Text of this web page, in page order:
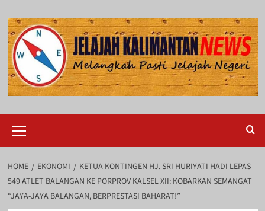
to
content
Menu
HOME EKONOMI
KETUA KONTINGEN HJ. SRI HURIYATI HADI LEPAS
549 ATLET BALANGAN KE PORPROV KALSEL XII: KOBARKAN SEMANGAT
“JAYA-JAYA BALANGAN, BERPRESTASI BAHARAT!”